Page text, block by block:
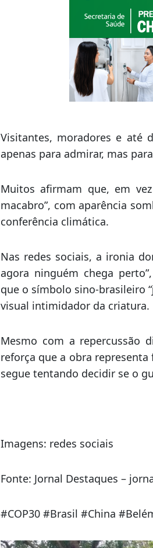
Visitantes, moradores e até
Muitos afirmam que, em
macabro”, com aparência
conferência climática.
Nas redes sociais, a ironia
agora ninguém chega
que o símbolo sino-brasileiro
visual intimidador da criatura.
segue tentando decidir se o
Imagens: redes sociais